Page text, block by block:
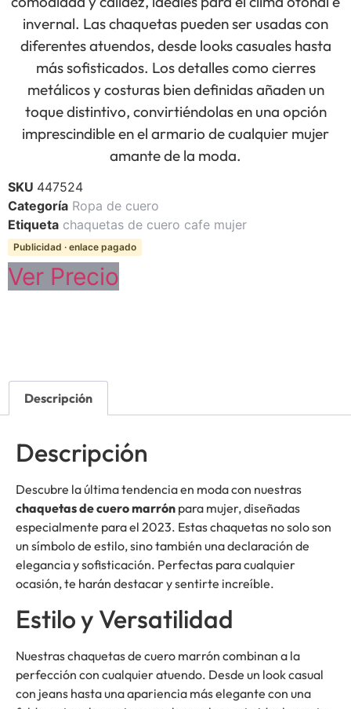
invernal. Las chaquetas pueden ser usadas con
diferentes atuendos, desde looks casuales hasta
más sofisticados. Los detalles como cierres
metálicos y costuras bien definidas añaden un
toque distintivo, convirtiéndolas en una opción
imprescindible en el armario de cualquier mujer
amante de la moda.
SKU 447524
Categoría Ropa de cuero
Etiqueta chaquetas de cuero cafe mujer
Publicidad · enlace pagado
Ver Precio
Descripción
Descripción
Descubre la última tendencia en moda con nuestras
chaquetas de cuero marrón para mujer, diseñadas
especialmente para el 2023. Estas chaquetas no solo son
un símbolo de estilo, sino también una declaración de
elegancia y sofisticación. Perfectas para cualquier
ocasión, te harán destacar y sentirte increíble.
Estilo y Versatilidad
Nuestras chaquetas de cuero marrón combinan a la
perfección con cualquier atuendo. Desde un look casual
con jeans hasta una apariencia más elegante con una